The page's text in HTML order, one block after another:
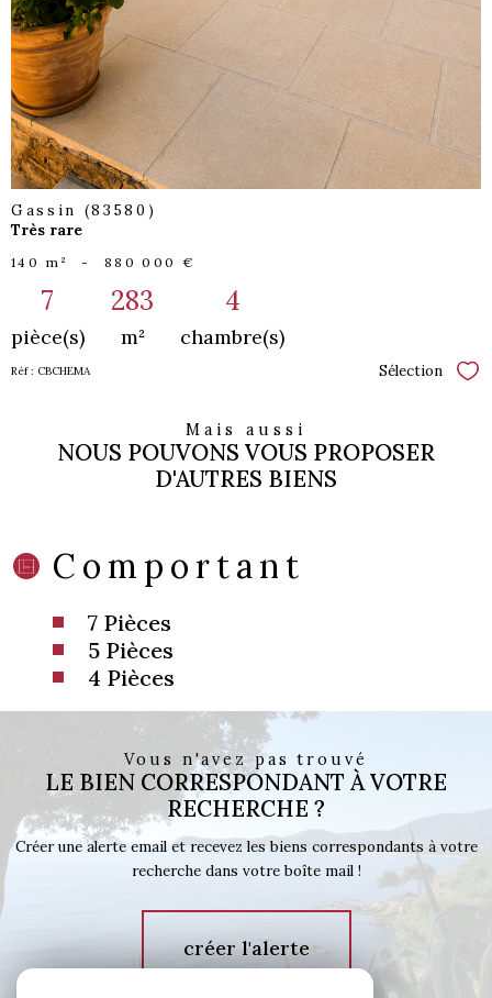
Gassin (83580)
Très rare
140 m² - 880 000 €
7
pièce(s)
283
m²
4
chambre(s)
Réf : CBCHEMA Sélection
Mais aussi
NOUS POUVONS VOUS PROPOSER
D'AUTRES BIENS
Comportant
7 Pièces
5 Pièces
4 Pièces
Vous n'avez pas trouvé
LE BIEN CORRESPONDANT À VOTRE
RECHERCHE ?
Créer une alerte email et recevez les biens correspondants à votre
recherche dans votre boîte mail !
créer l'alerte